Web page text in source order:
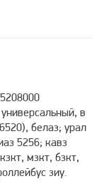
универсальный, в
белаз; урал
5256; кавз
мзкт, бзкт,
зиу.